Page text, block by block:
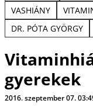
VASHIÁNY
DR. PÓTA GYÖRGY
gyerekek
2016. szeptember 07.